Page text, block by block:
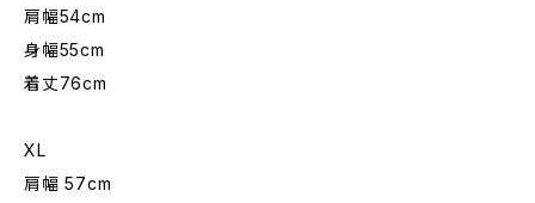
肩幅54cm
身幅55cm
着丈76cm
XL
肩幅 57cm